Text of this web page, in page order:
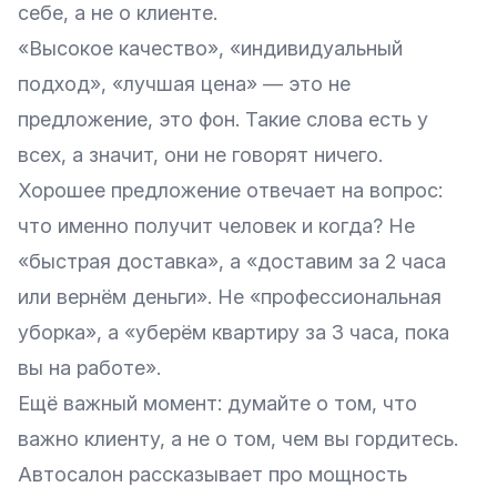
себе, а не о клиенте.
«Высокое качество», «индивидуальный
подход», «лучшая цена» — это не
предложение, это фон. Такие слова есть у
всех, а значит, они не говорят ничего.
Хорошее предложение отвечает на вопрос:
что именно получит человек и когда? Не
«быстрая доставка», а «доставим за 2 часа
или вернём деньги». Не «профессиональная
уборка», а «уберём квартиру за 3 часа, пока
вы на работе».
Ещё важный момент: думайте о том, что
важно клиенту, а не о том, чем вы гордитесь.
Автосалон рассказывает про мощность